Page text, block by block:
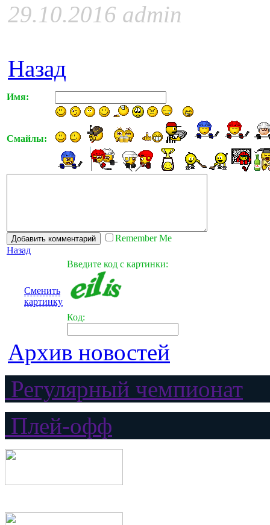
29.10.2016 admin
Назад
Имя:
Смайлы:
Remember Me
Назад
Сменить
картинку
Введите код с картинки:
Код:
Архив новостей
Регулярный чемпионат
Плей-офф